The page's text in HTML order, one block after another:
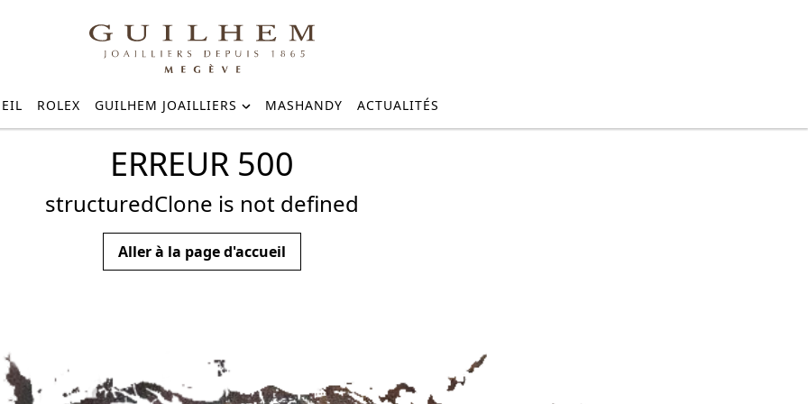
ROLEX GUILHEM JOAILLIERS MASHANDY ACTUALITÉS
ERREUR 500
structuredClone is not defined
Aller à la page d'accueil